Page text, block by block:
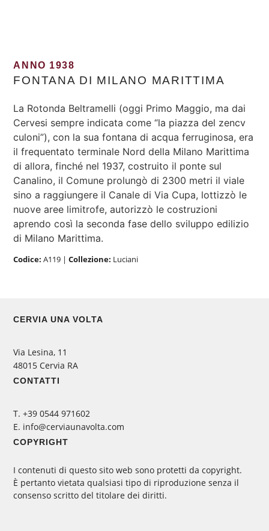
ANNO 1938
FONTANA DI MILANO MARITTIMA
La Rotonda Beltramelli (oggi Primo Maggio, ma dai
Cervesi sempre indicata come “la piazza del zencv
culoni”), con la sua fontana di acqua ferruginosa, era
il frequentato terminale Nord della Milano Marittima
di allora, finché nel 1937, costruito il ponte sul
Canalino, il Comune prolungò di 2300 metri il viale
sino a raggiungere il Canale di Via Cupa, lottizzò le
nuove aree limitrofe, autorizzò le costruzioni
aprendo così la seconda fase dello sviluppo edilizio
di Milano Marittima.
Codice:A119 |Collezione: Luciani
CERVIA UNA VOLTA
Via Lesina, 11
48015 Cervia RA
CONTATTI
‭T. +39 0544 971602
E. info@cerviaunavolta.com
COPYRIGHT
I contenuti di questo sito web sono protetti da copyright.
È pertanto vietata qualsiasi tipo di riproduzione senza il
consenso scritto del titolare dei diritti.